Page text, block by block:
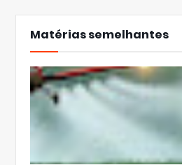
Matérias semelhantes